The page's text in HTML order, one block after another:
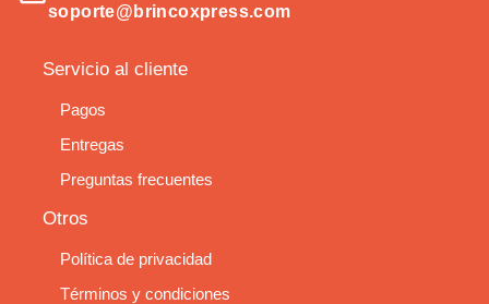
soporte@brincoxpress.com
Servicio al cliente
Pagos
Entregas
Preguntas frecuentes
Otros
Política de privacidad
Términos y condiciones